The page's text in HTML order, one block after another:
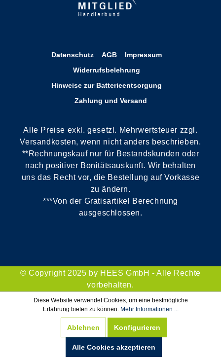
Datenschutz AGB
Impressum
Widerrufsbelehrung
Hinweise zur Batterieentsorgung
Zahlung und Versand
Alle Preise exkl. gesetzl. Mehrwertsteuer zzgl.
Versandkosten, wenn nicht anders beschrieben.
**Rechnungskauf nur für Bestandskunden oder
nach positiver Bonitätsauskunft. Wir behalten
uns das Recht vor, die Bestellung auf Vorkasse
zu ändern.
***Von der Gratisartikel Berechnung
ausgeschlossen.
© Copyright 2025 by HEES GmbH - Alle Rechte
vorbehalten.
Diese Website verwendet Cookies, um eine bestmögliche
Erfahrung bieten zu können. Mehr Informationen ...
Ablehnen Konfigurieren
Alle Cookies akzeptieren